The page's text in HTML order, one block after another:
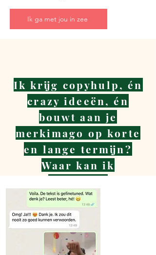
Ik ga met jou in zee
Ik krijg copyhulp, én
crazy ideeën, én
bouwt aan je
merkimago op korte
en lange termijn?
Waar kan ik